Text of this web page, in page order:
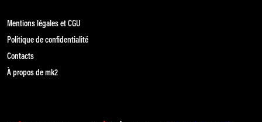
Mentions légales et CGU
Politique de confidentialité
Contacts
À propos de mk2